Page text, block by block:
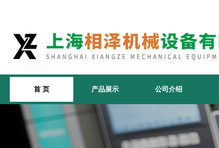
首 页 产品展示 公司介绍